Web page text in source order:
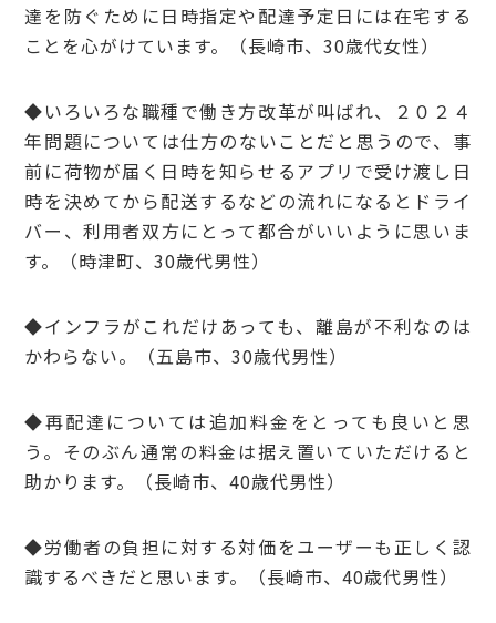
達を防ぐために日時指定や配達予定日には在宅する
ことを心がけています。（長崎市、30歳代女性）
◆いろいろな職種で働き方改革が叫ばれ、２０２４
年問題については仕方のないことだと思うので、事
前に荷物が届く日時を知らせるアプリで受け渡し日
時を決めてから配送するなどの流れになるとドライ
バー、利用者双方にとって都合がいいように思いま
す。（時津町、30歳代男性）
◆インフラがこれだけあっても、離島が不利なのは
かわらない。（五島市、30歳代男性）
◆再配達については追加料金をとっても良いと思
う。そのぶん通常の料金は据え置いていただけると
助かります。（長崎市、40歳代男性）
◆労働者の負担に対する対価をユーザーも正しく認
識するべきだと思います。（長崎市、40歳代男性）